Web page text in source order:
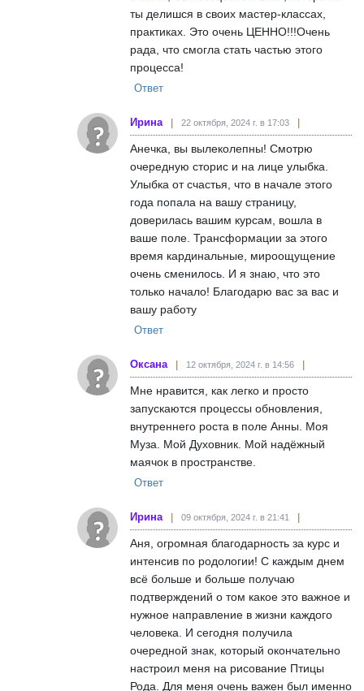
ты делишся в своих мастер-классах,
практиках. Это очень ЦЕННО!!!Очень
рада, что смогла стать частью этого
процесса!
Ответ
Ирина 22 октября, 2024 г. в 17:03
Анечка, вы вылеколепны! Смотрю
очередную сторис и на лице улыбка.
Улыбка от счастья, что в начале этого
года попала на вашу страницу,
доверилась вашим курсам, вошла в
ваше поле. Трансформации за этого
время кардинальные, мироощущение
очень сменилось. И я знаю, что это
только начало! Благодарю вас за вас и
вашу работу
Ответ
Оксана 12 октября, 2024 г. в 14:56
Мне нравится, как легко и просто
запускаются процессы обновления,
внутреннего роста в поле Анны. Моя
Муза. Мой Духовник. Мой надёжный
маячок в пространстве.
Ответ
Ирина 09 октября, 2024 г. в 21:41
Аня, огромная благодарность за курс и
интенсив по родологии! С каждым днем
всё больше и больше получаю
подтверждений о том какое это важное и
нужное направление в жизни каждого
человека. И сегодня получила
очередной знак, который окончательно
настроил меня на рисование Птицы
Рода. Для меня очень важен был именно